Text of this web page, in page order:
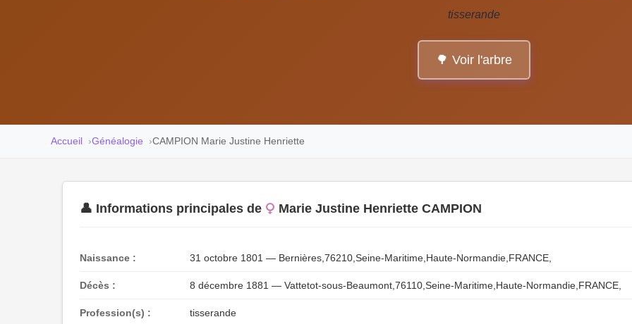
tisserande
🌳 Voir l'arbre
Accueil Généalogie CAMPION Marie Justine Henriette
👤 Informations principales de Marie Justine Henriette CAMPION
Naissance : 31 octobre 1801 — Bernières,76210,Seine-Maritime,Haute-Normandie,FRANCE,
Décès : 8 décembre 1881 — Vattetot-sous-Beaumont,76110,Seine-Maritime,Haute-Normandie,FRANCE,
Profession(s) : tisserande